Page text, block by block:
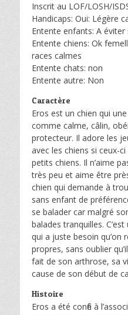
Inscrit au LOF/LOSH/
Handicaps: Oui: Légère
Entente enfants: A
Entente chiens: Ok
races calmes
Entente chats: non
Entente autre: Non
Caractère
Eros est un chien qui
comme calme, câlin,
protecteur. Il adore les
avec les chiens si ceux-
petits chiens. Il n’aime
très peu et aime être
chien qui demande à
sans enfant de
se balader car malgré
balades tranquilles.
qui a juste besoin qu’on
propres, sans oublier
fait de son arthrose, sa
cause de son début de
Histoire
Eros a été confié à